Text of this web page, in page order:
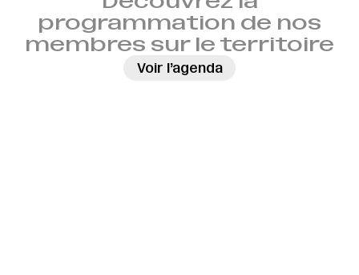
programmation de nos
membres sur le territoire
Voir l’agenda